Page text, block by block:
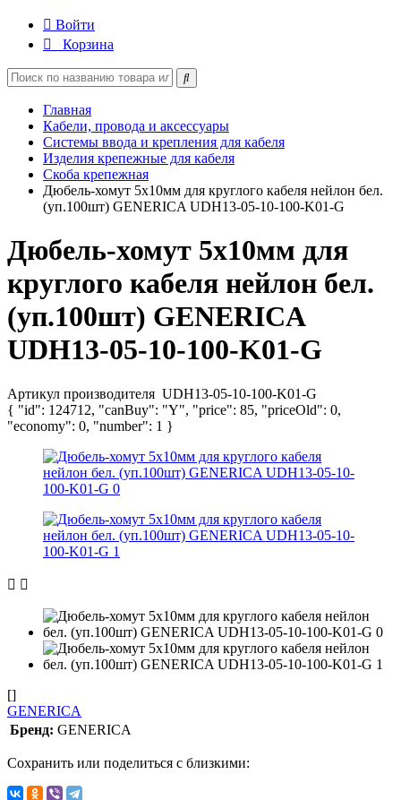
Войти
Корзина
Главная
Кабели, провода и аксессуары
Системы ввода и крепления для кабеля
Изделия крепежные для кабеля
Скоба крепежная
Дюбель-хомут 5х10мм для круглого кабеля нейлон бел.
(уп.100шт) GENERICA UDH13-05-10-100-K01-G
Дюбель-хомут 5х10мм для
круглого кабеля нейлон бел.
(уп.100шт) GENERICA
UDH13-05-10-100-K01-G
Артикул производителя UDH13-05-10-100-K01-G
{ "id": 124712, "canBuy": "Y", "price": 85, "priceOld": 0,
"economy": 0, "number": 1 }
[]
GENERICA
Бренд: GENERICA
Сохранить или поделиться с близкими: